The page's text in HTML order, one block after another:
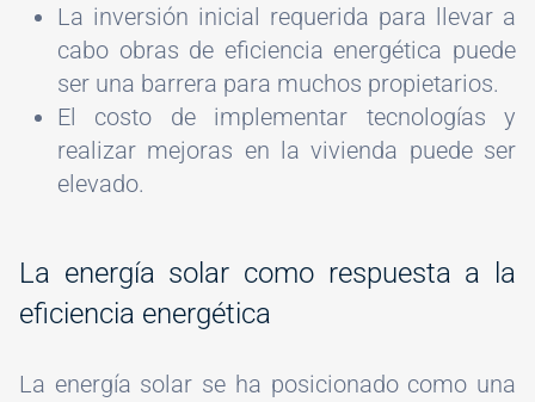
La inversión inicial requerida para llevar a
cabo obras de eficiencia energética puede
ser una barrera para muchos propietarios.
El costo de implementar tecnologías y
realizar mejoras en la vivienda puede ser
elevado.
La energía solar como respuesta a la
eficiencia energética
La energía solar se ha posicionado como una